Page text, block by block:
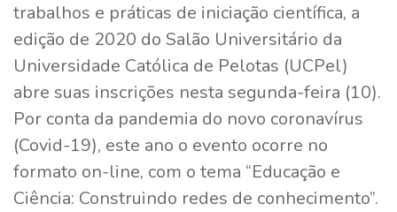
trabalhos e práticas de iniciação científica, a
edição de 2020 do Salão Universitário da
Universidade Católica de Pelotas (UCPel)
abre suas inscrições nesta segunda-feira (10).
Por conta da pandemia do novo coronavírus
(Covid-19), este ano o evento ocorre no
formato on-line, com o tema “Educação e
Ciência: Construindo redes de conhecimento”.